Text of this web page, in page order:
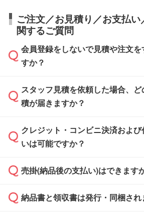
ご注文／お見積り／お支払
関するご質問
会員登録をしないで見積や注文を
すか？
可能です。見積・注文フォーム
まま進む』ボタンからお進みの
スタッフ見積を依頼した場合、
積が届きますか？
通常、翌営業日までにお送りし
雑状況によっては、お時間をい
依頼いただいた場合は、翌営業
クレジット・コンビニ決済およ
いは可能ですか？
銀行振込のみのご対応となりま
売掛(納品後の支払い)はできます
基本的には先入金をお願いして
納品書と領収書は発行・同梱され